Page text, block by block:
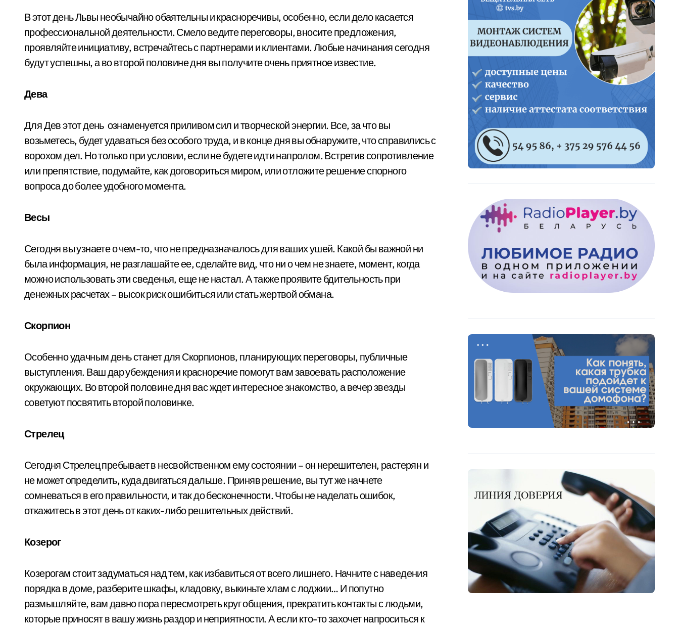
В этот день Львы необычайно обаятельны и красноречивы, особенно, если дело касается
профессиональной деятельности. Смело ведите переговоры, вносите предложения,
проявляйте инициативу, встречайтесь с партнерами и клиентами. Любые начинания сегодня
будут успешны, а во второй половине дня вы получите очень приятное известие.
Дева
Для Дев этот день ознаменуется приливом сил и творческой энергии. Все, за что вы
возьметесь, будет удаваться без особого труда, и в конце дня вы обнаружите, что справились с
ворохом дел. Но только при условии, если не будете идти напролом. Встретив сопротивление
или препятствие, подумайте, как договориться миром, или отложите решение спорного
вопроса до более удобного момента.
Весы
Сегодня вы узнаете о чем-то, что не предназначалось для ваших ушей. Какой бы важной ни
была информация, не разглашайте ее, сделайте вид, что ни о чем не знаете, момент, когда
можно использовать эти сведенья, еще не настал. А также проявите бдительность при
денежных расчетах – высок риск ошибиться или стать жертвой обмана.
Скорпион
Особенно удачным день станет для Скорпионов, планирующих переговоры, публичные
выступления. Ваш дар убеждения и красноречие помогут вам завоевать расположение
окружающих. Во второй половине дня вас ждет интересное знакомство, а вечер звезды
советуют посвятить второй половинке.
Стрелец
Сегодня Стрелец пребывает в несвойственном ему состоянии – он нерешителен, растерян и
не может определить, куда двигаться дальше. Приняв решение, вы тут же начнете
сомневаться в его правильности, и так до бесконечности. Чтобы не наделать ошибок,
откажитесь в этот день от каких-либо решительных действий.
Козерог
Козерогам стоит задуматься над тем, как избавиться от всего лишнего. Начните с наведения
порядка в доме, разберите шкафы, кладовку, выкиньте хлам с лоджии… И попутно
размышляйте, вам давно пора пересмотреть круг общения, прекратить контакты с людьми,
которые приносят в вашу жизнь раздор и неприятности. А если кто-то захочет напроситься к